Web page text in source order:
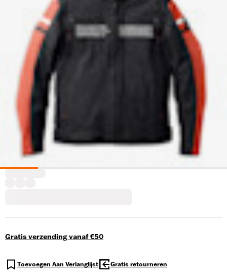
Gratis verzending vanaf €50
Toevoegen Aan Verlanglijst Gratis retourneren